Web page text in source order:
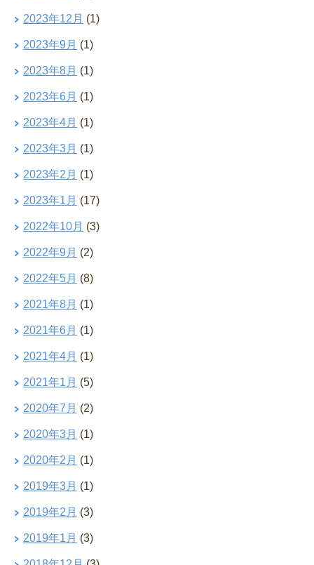
2023年12月 (1)
2023年9月 (1)
2023年8月 (1)
2023年6月 (1)
2023年4月 (1)
2023年3月 (1)
2023年2月 (1)
2023年1月 (17)
2022年10月 (3)
2022年9月 (2)
2022年5月 (8)
2021年8月 (1)
2021年6月 (1)
2021年4月 (1)
2021年1月 (5)
2020年7月 (2)
2020年3月 (1)
2020年2月 (1)
2019年3月 (1)
2019年2月 (3)
2019年1月 (3)